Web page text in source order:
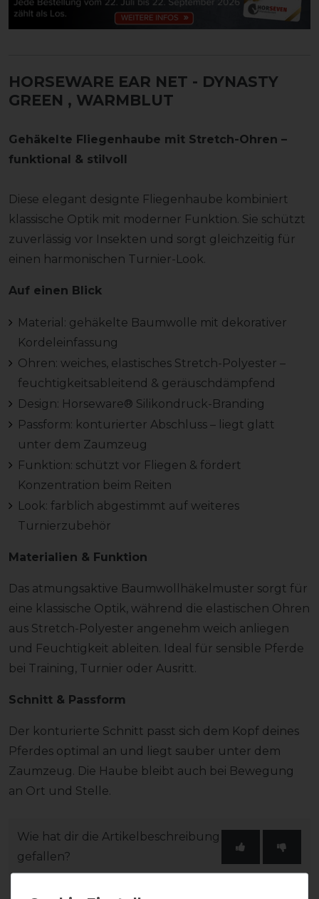
HORSEWARE EAR NET - DYNASTY
GREEN , WARMBLUT
Gehäkelte Fliegenhaube mit Stretch-Ohren –
funktional & stilvoll
Diese elegant designte Fliegenhaube kombiniert
klassische Optik mit moderner Funktion. Sie schützt
zuverlässig vor Insekten und sorgt gleichzeitig für
einen harmonischen Turnier-Look.
Auf einen Blick
Material: gehäkelte Baumwolle mit dekorativer
Kordeleinfassung
Ohren: weiches, elastisches Stretch-Polyester –
feuchtigkeitsableitend & geräuschdämpfend
Design: Horseware® Silikondruck-Branding
Passform: konturierter Abschluss – liegt glatt
unter dem Zaumzeug
Funktion: schützt vor Fliegen & fördert
Konzentration beim Reiten
Look: farblich abgestimmt auf weiteres
Turnierzubehör
Materialien & Funktion
Das atmungsaktive Baumwollhäkelmuster sorgt für
eine klassische Optik, während die elastischen Ohren
aus Stretch-Polyester angenehm weich anliegen
und Feuchtigkeit ableiten. Ideal für sensible Pferde
bei Training, Turnier oder Ausritt.
Schnitt & Passform
Der konturierte Schnitt passt sich dem Kopf deines
Pferdes optimal an und liegt sauber unter dem
Zaumzeug. Die Haube bleibt auch bei Bewegung
an Ort und Stelle.
Wie hat dir die Artikelbeschreibung
gefallen?